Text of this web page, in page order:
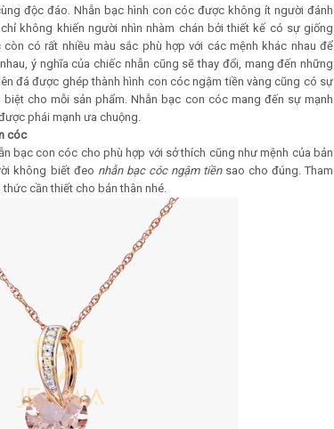
độc đáo. Nhẫn bạc hình con cóc được không ít người đánh
không khiến người nhìn nhàm chán bởi thiết kế có sự giống
có rất nhiều màu sắc phù hợp với các mệnh khác nhau để
ý nghĩa của chiếc nhẫn cũng sẽ thay đổi, mang đến những
đá được ghép thành hình con cóc ngậm tiền vàng cũng có sự
cho mỗi sản phẩm. Nhẫn bạc con cóc mang đến sự mạnh
phái mạnh ưa chuộng.
cóc
bạc con cóc cho phù hợp với sở thích cũng như mệnh của bản
không biết đeo nhẫn bạc cóc ngậm tiền sao cho đúng. Tham
cần thiết cho bản thân nhé.